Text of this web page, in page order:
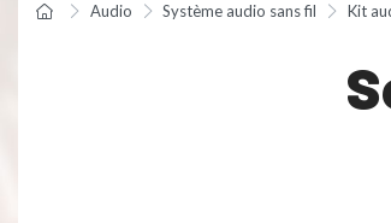
Audio Système audio sans fil Kit